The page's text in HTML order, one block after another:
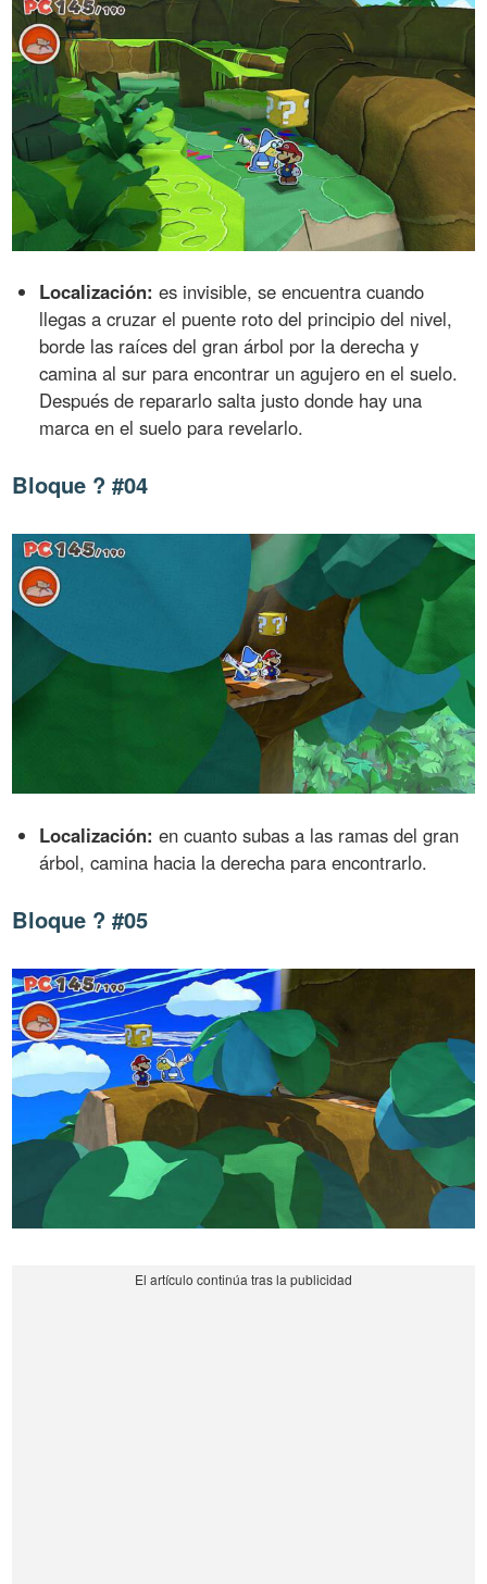
Localización: es invisible, se encuentra cuando
llegas a cruzar el puente roto del principio del nivel,
borde las raíces del gran árbol por la derecha y
camina al sur para encontrar un agujero en el suelo.
Después de repararlo salta justo donde hay una
marca en el suelo para revelarlo.
Bloque ? #04
Localización: en cuanto subas a las ramas del gran
árbol, camina hacia la derecha para encontrarlo.
Bloque ? #05